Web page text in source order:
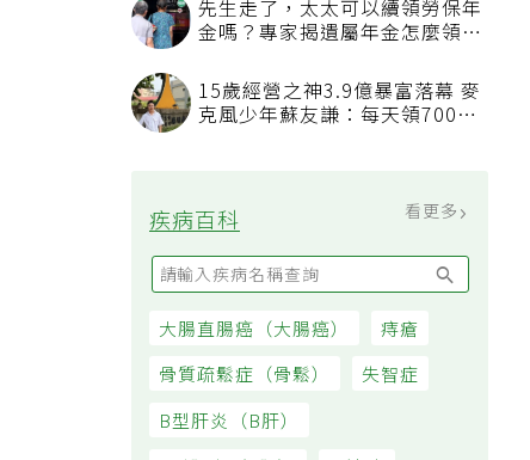
先生走了，太太可以續領勞保年
看順位還要看資格
15歲經營之神3.9億暴富落幕 麥
疾病百科